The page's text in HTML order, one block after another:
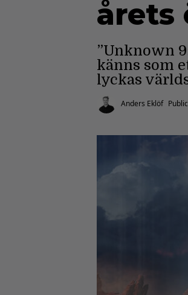
årets
”Unknown
känns som
lyckas
Anders Eklöf